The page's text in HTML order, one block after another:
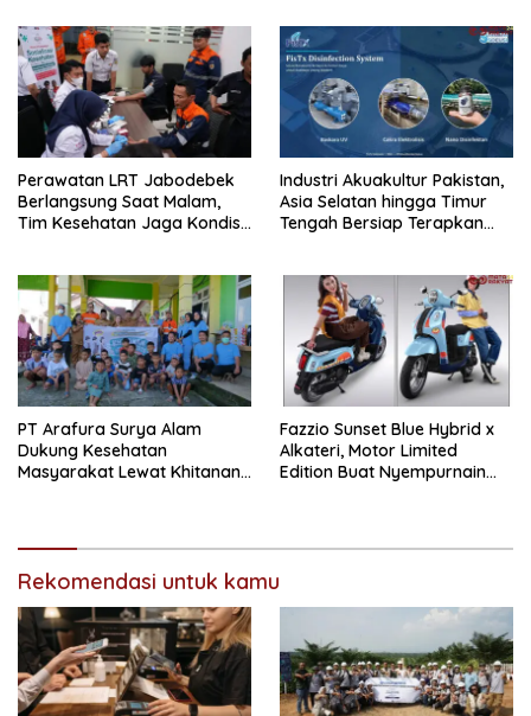
Way Kanan
Perawatan LRT Jabodebek
Berlangsung Saat Malam,
Tim Kesehatan Jaga Kondisi
Industri Akuakultur Pakistan,
Asia Selatan hingga Timur
Tengah Bersiap Terapkan
PT Arafura Surya Alam
Dukung Kesehatan
Masyarakat Lewat Khitanan
Fazzio Sunset Blue Hybrid x
Alkateri, Motor Limited
Edition Buat Nyempurnain
Rekomendasi untuk kamu